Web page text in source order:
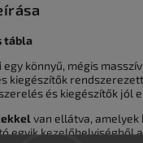
tábla
egy könnyű, mégis
kiegészítők
és kiegészítők
van ellátva,
egyik kezelőhelyiségből